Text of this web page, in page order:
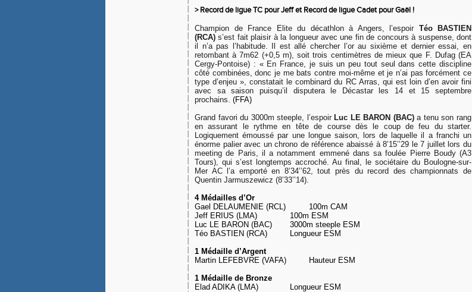
> Record de ligue TC pour Jeff et Record de ligue Cadet pour Gaël !
Champion de France Elite du décathlon à Angers, l’espoir Téo BASTIEN
(RCA) s’est fait plaisir à la longueur avec une fin de concours à suspense, dont
il n’a pas l’habitude. Il est allé chercher l’or au sixième et dernier essai, en
retombant à 7m62 (+0,5 m), soit trois centimètres de mieux que F. Dufag (EA
Cergy-Pontoise) : « En France, je suis un peu tout seul dans cette discipline
côté combinées, donc je me bats contre moi-même et je n’ai pas forcément ce
type d’enjeu », constatait le combinard du RC Arras, qui est loin d’en avoir fini
avec sa saison puisqu’il disputera le Décastar les 14 et 15 septembre
prochains. (FFA)
Grand favori du 3000m steeple, l’espoir Luc LE BARON (BAC)a tenu son rang
en assurant le rythme en tête de course dès le coup de feu du starter.
Logiquement émoussé par une longue saison, lors de laquelle il a franchi un
énorme palier avec un chrono de référence abaissé à 8’15’’29 le 7 juillet lors du
meeting de Paris, il a notamment emmené dans sa foulée Pierre Boudy (A3
Tours), qui s’est longtemps accroché. Au final, le sociétaire du Boulogne-sur-
Mer AC l’a emporté en 8’34’’62, tout près du record des championnats de
Quentin Jarmuszewicz (8’33’’14).
4 Médailles d’Or
Gael DELAUMENIE (RCL)
100m CAM
Jeff ERIUS (LMA)
100m ESM
Luc LE BARON (BAC)
3000m steeple ESM
Téo BASTIEN (RCA)
Longueur ESM
1 Médaille d’Argent
Martin LEFEBVRE (VAFA)
Hauteur ESM
1 Médaille de Bronze
Elad ADIKA (LMA)
Longueur ESM